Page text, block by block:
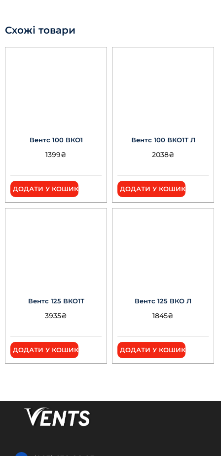
Схожі товари
Вентс 100 ВКО1
1399₴
ДОДАТИ У КОШИК
Вентс 100 ВКО1Т Л
2038₴
ДОДАТИ У КОШИК
Вентс 125 ВКО1Т
3935₴
ДОДАТИ У КОШИК
Вентс 125 ВКО Л
1845₴
ДОДАТИ У КОШИК